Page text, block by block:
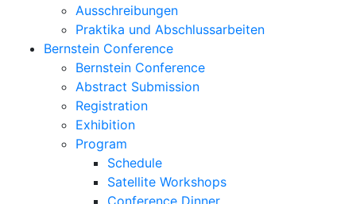
Ausschreibungen
Praktika und Abschlussarbeiten
Bernstein Conference
Bernstein Conference
Abstract Submission
Registration
Exhibition
Program
Schedule
Satellite Workshops
Conference Dinner